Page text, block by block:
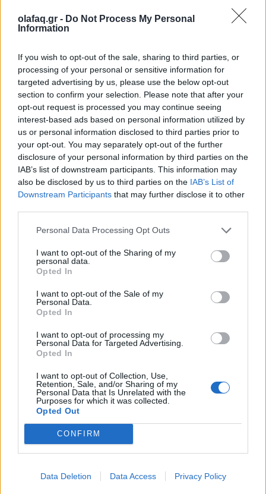
olafaq.gr - Do Not Process My Personal
Information
If you wish to opt-out of the sale, sharing to third parties, or
processing of your personal or sensitive information for
targeted advertising by us, please use the below opt-out
section to confirm your selection. Please note that after your
opt-out request is processed you may continue seeing
interest-based ads based on personal information utilized by
us or personal information disclosed to third parties prior to
your opt-out. You may separately opt-out of the further
disclosure of your personal information by third parties on the
IAB’s list of downstream participants. This information may
also be disclosed by us to third parties on the IAB’s List of
Downstream Participants that may further disclose it to other
Personal Data Processing Opt Outs
I want to opt-out of the Sharing of my
personal data.
Opted In
I want to opt-out of the Sale of my
Personal Data.
Opted In
I want to opt-out of processing my
Personal Data for Targeted Advertising.
Opted In
I want to opt-out of Collection, Use,
Retention, Sale, and/or Sharing of my
Personal Data that Is Unrelated with the
Purposes for which it was collected.
Opted Out
CONFIRM
Data Deletion Data Access Privacy Policy
Μια παράσταση αξιώσεων στη Φλώρινα με την Αιμιλία Υψηλάντη
συναρμογή κειμένων: Γιώργος Μπλάνας
μεταφράσεις: Χριστίνα Μπάμπου-Παγκουρέλη /
Γιώργος Μπλάνας
σκηνοθεσία: Αλέξανδρος Κοέν
μουσική: Γιώργος Πούλιος
εικαστική επιμέλεια: Βασίλης Αποστολάτος